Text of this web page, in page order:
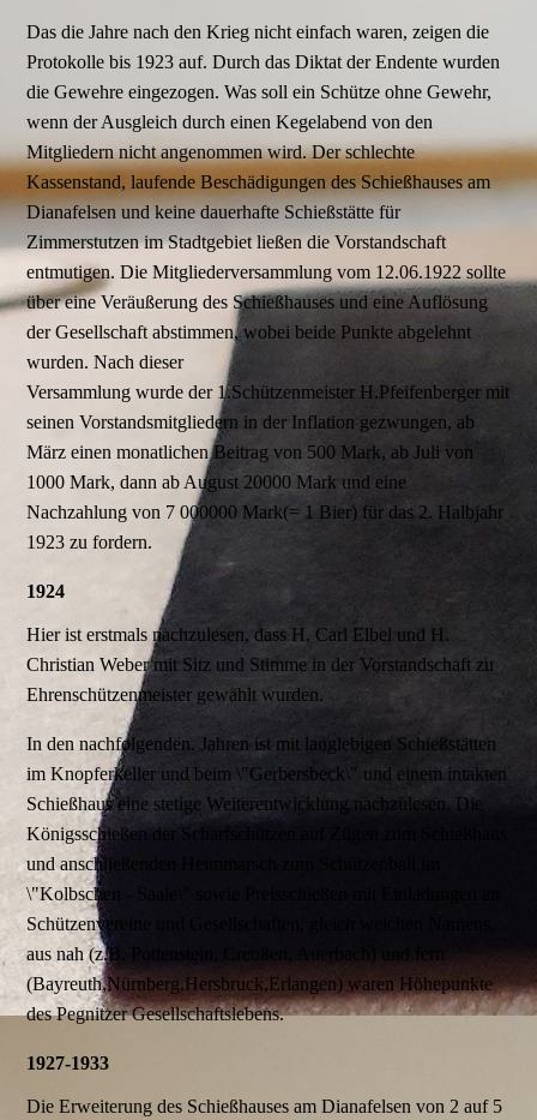
Das die Jahre nach den Krieg nicht einfach waren, zeigen die
Protokolle bis 1923 auf. Durch das Diktat der Endente wurden
die Gewehre eingezogen. Was soll ein Schütze ohne Gewehr,
wenn der Ausgleich durch einen Kegelabend von den
Mitgliedern nicht angenommen wird. Der schlechte
Kassenstand, laufende Beschädigungen des Schießhauses am
Dianafelsen und keine dauerhafte Schießstätte für
Zimmerstutzen im Stadtgebiet ließen die Vorstandschaft
entmutigen. Die Mitgliederversammlung vom 12.06.1922 sollte
über eine Veräußerung des Schießhauses und eine Auflösung
der Gesellschaft abstimmen, wobei beide Punkte abgelehnt
wurden. Nach dieser
Versammlung wurde der 1.Schützenmeister H.Pfeifenberger mit
seinen Vorstandsmitgliedern in der Inflation gezwungen, ab
März einen monatlichen Beitrag von 500 Mark, ab Juli von
1000 Mark, dann ab August 20000 Mark und eine
Nachzahlung von 7 000000 Mark(= 1 Bier) für das 2. Halbjahr
1923 zu fordern.
1924
Hier ist erstmals nachzulesen, dass H. Carl Elbel und H.
Christian Weber mit Sitz und Stimme in der Vorstandschaft zu
Ehrenschützenmeister gewählt wurden.
In den nachfolgenden. Jahren ist mit langlebigen Schießstätten
im Knopferkeller und beim \"Gerbersbeck\" und einem intakten
Schießhaus eine stetige Weiterentwicklung nachzulesen. Die
Königsschießen der Scharfschützen auf Zügen zum Schießhaus
und anschließenden Heimmarsch zum Schützenball im
\"Kolbschen - Saale\" sowie Preisschießen mit Einladungen an
Schützenvereine und Gesellschaften, gleich welchen Namens,
aus nah (z.B. Pottenstein, Creußen, Auerbach) und fern
(Bayreuth,Nürnberg,Hersbruck,Erlangen) waren Höhepunkte
des Pegnitzer Gesellschaftslebens.
1927-1933
Die Erweiterung des Schießhauses am Dianafelsen von 2 auf 5